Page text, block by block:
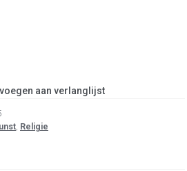
aan verlanglijst
, Religie